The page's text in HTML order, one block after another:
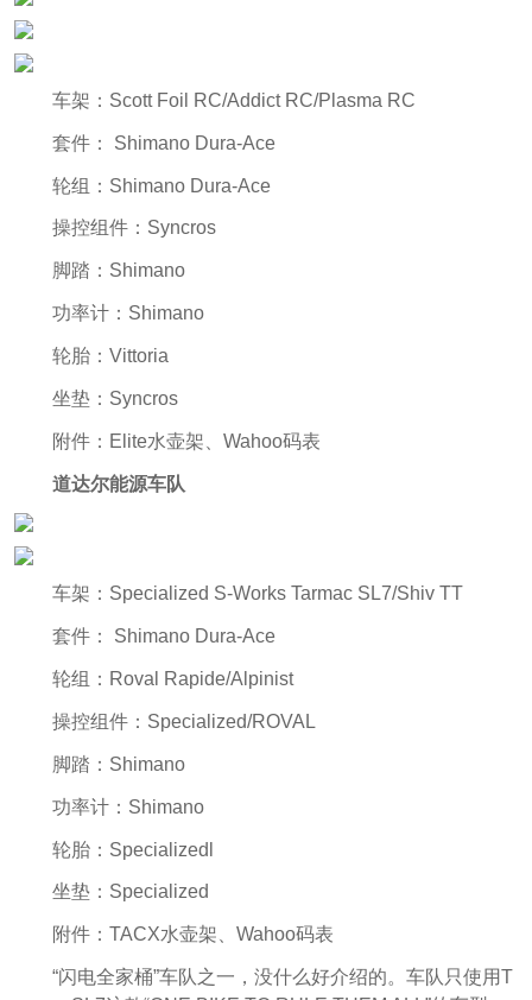
车架：Scott Foil RC/Addict RC/Plasma RC
套件： Shimano Dura-Ace
轮组：Shimano Dura-Ace
操控组件：Syncros
脚踏：Shimano
功率计：Shimano
轮胎：Vittoria
坐垫：Syncros
附件：Elite水壶架、Wahoo码表
道达尔能源车队
车架：Specialized S-Works Tarmac SL7/Shiv TT
套件： Shimano Dura-Ace
轮组：Roval Rapide/Alpinist
操控组件：Specialized/ROVAL
脚踏：Shimano
功率计：Shimano
轮胎：Specializedl
坐垫：Specialized
附件：TACX水壶架、Wahoo码表
“闪电全家桶”车队之一，没什么好介绍的。车队只使用T